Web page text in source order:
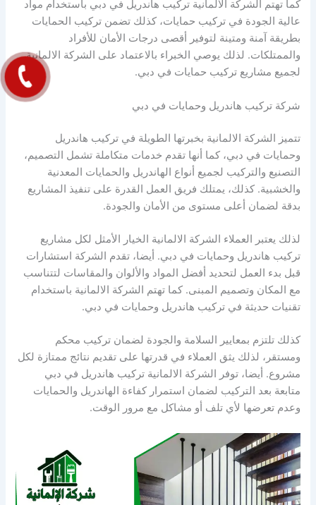
كما تهتم الشركة الالمانية تركيب هاندريل في دبي باستخدام مواد
عالية الجودة في تركيب حمايات، كذلك تضمن تركيب الحمايات
بطريقة آمنة ومتينة لتوفير أقصى درجات الأمان للأفراد
والممتلكات. لذلك يوصي الخبراء بالاعتماد على الشركة الالمانية
لجميع مشاريع تركيب حمايات في دبي.
شركة تركيب هاندريل وحمايات في دبي
تتميز الشركة الالمانية بخبرتها الطويلة في تركيب هاندريل
وحمايات في دبي، كما أنها تقدم خدمات متكاملة تشمل التصميم،
التصنيع والتركيب لجميع أنواع الهاندريل والحمايات المعدنية
والخشبية. كذلك، يمتلك فريق العمل القدرة على تنفيذ المشاريع
بدقة لضمان أعلى مستوى من الأمان والجودة.
لذلك يعتبر العملاء الشركة الالمانية الخيار الأمثل لكل مشاريع
تركيب هاندريل وحمايات في دبي. أيضا، تقدم الشركة استشارات
قبل بدء العمل لتحديد أفضل المواد والألوان والمقاسات لتتناسب
مع المكان وتصميم المبنى. كما تهتم الشركة الالمانية باستخدام
تقنيات حديثة في تركيب هاندريل وحمايات في دبي.
كذلك تلتزم بمعايير السلامة والجودة لضمان تركيب محكم
ومستقر، لذلك يثق العملاء في قدرتها على تقديم نتائج ممتازة لكل
مشروع. أيضا، توفر الشركة الالمانية تركيب هاندريل في دبي
متابعة بعد التركيب لضمان استمرار كفاءة الهاندريل والحمايات
وعدم تعرضها لأي تلف أو مشاكل مع مرور الوقت.